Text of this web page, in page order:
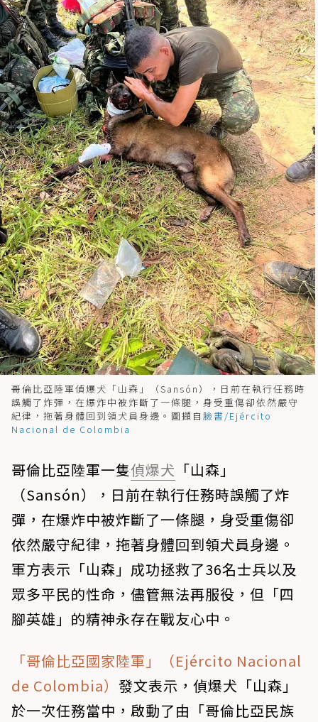
哥倫比亞陸軍偵爆犬「山森」（Sansón），日前在執行任務時
誤觸了炸彈，在爆炸中被炸斷了一條腿，身受重傷卻依然嚴守
紀律，拖著身體回到領犬員身邊。圖擷自 臉書/Ejército
Nacional de Colombia
哥倫比亞陸軍一隻偵爆犬 「山森」
（Sansón），日前在執行任務時誤觸了炸
彈，在爆炸中被炸斷了一條腿，身受重傷卻
依然嚴守紀律，拖著身體回到領犬員身邊。
軍方表示「山森」成功拯救了36名士兵以及
眾多平民的性命，儘管無法再服役，但「四
腳英雄」的精神永存在戰友心中。
「哥倫比亞國家陸軍」（Ejército Nacional
de Colombia） 發文表示，偵爆犬「山森」
於一次任務當中，啟動了由「哥倫比亞民族